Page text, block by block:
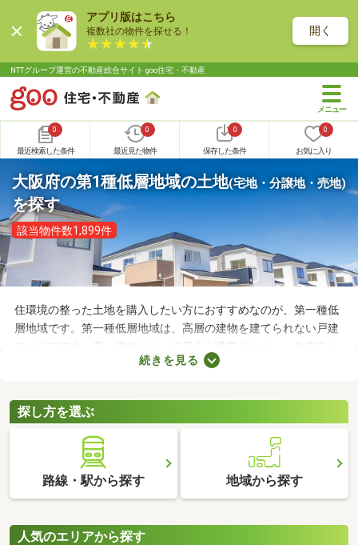
アプリ版はこちら
複数社の物件を探せる！ 開く
NTTグループ運営の不動産総合サイト goo住宅・不動産
0
最近検索した条件
0
最近見た物件
0
保存した条件
0
お気に入り
大阪府の第1種低層地域の土地(宅地・分譲地・売地)
を探す
該当物件数1,899件
住環境の整った土地を購入したい方におすすめなのが、第一種低
層地域です。第一種低層地域は、高層の建物を建てられない戸建
てエリアです。高い建物によって日光が遮断されない、住宅街な
ので騒音トラブルが少ないなどのメリットがある地域なので、住
するので、引っ越しを検討している方はぜひチェックしてみてく
ださいね。
続きを見る
探し方を選ぶ
路線・駅から探す 地域から探す
人気のエリアから探す